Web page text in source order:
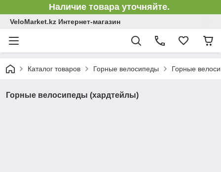
Наличие товара уточняйте.
VeloMarket.kz Интернет-магазин
Каталог товаров Горные велосипеды Горные
Горные велосипеды (хардтейлы)